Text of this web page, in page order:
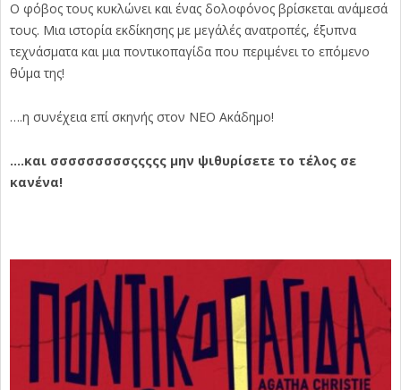
Ο φόβος τους κυκλώνει και ένας δολοφόνος βρίσκεται ανάμεσά
τους. Μια ιστορία εκδίκησης με μεγάλές ανατροπές, έξυπνα
τεχνάσματα και μια ποντικοπαγίδα που περιμένει το επόμενο
θύμα της!
….η συνέχεια επί σκηνής στον ΝΕΟ Ακάδημο!
….και σσσσσσσσσςςςςς μην ψιθυρίσετε το τέλος σε
κανένα!